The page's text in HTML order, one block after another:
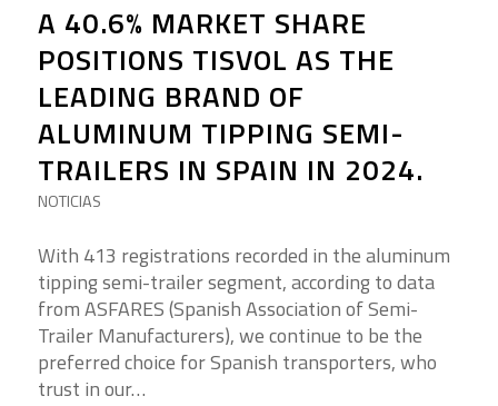
A 40.6% MARKET SHARE
POSITIONS TISVOL AS THE
LEADING BRAND OF
ALUMINUM TIPPING SEMI-
TRAILERS IN SPAIN IN 2024.
NOTICIAS
With 413 registrations recorded in the aluminum
tipping semi-trailer segment, according to data
from ASFARES (Spanish Association of Semi-
Trailer Manufacturers), we continue to be the
preferred choice for Spanish transporters, who
trust in our…